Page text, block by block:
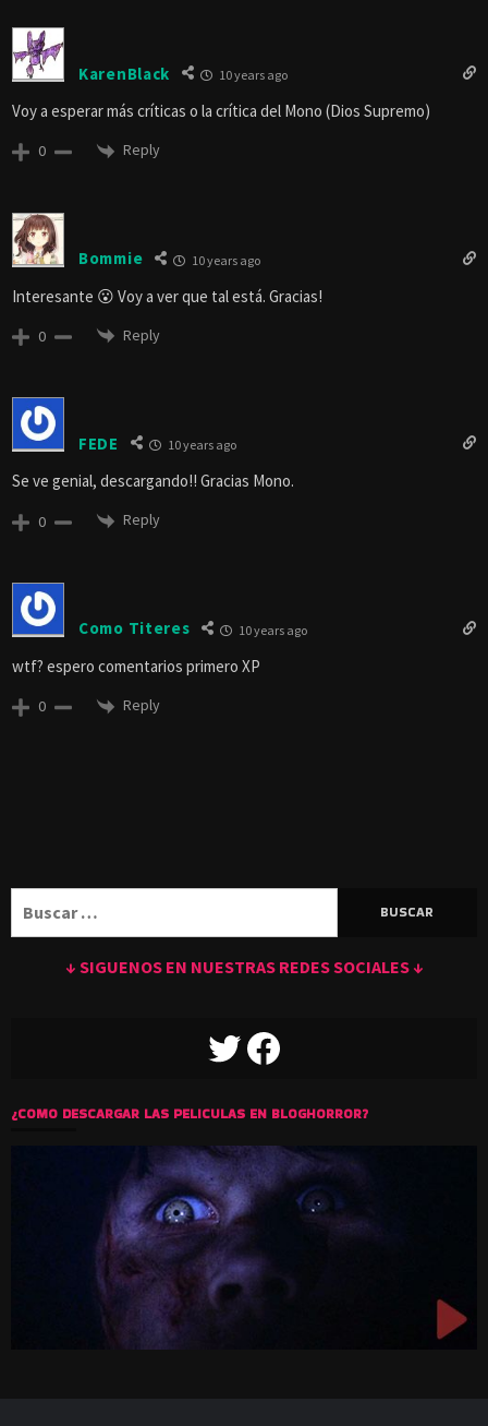
KarenBlack 10 years ago
Voy a esperar más críticas o la crítica del Mono (Dios Supremo)
0 Reply
Bommie 10 years ago
Interesante 😮 Voy a ver que tal está. Gracias!
0 Reply
FEDE 10 years ago
Se ve genial, descargando!! Gracias Mono.
0 Reply
Como Titeres 10 years ago
wtf? espero comentarios primero XP
0 Reply
↓ SIGUENOS EN NUESTRAS REDES SOCIALES ↓
TWITTERFACEBOOK
¿COMO DESCARGAR LAS PELICULAS EN BLOGHORROR?